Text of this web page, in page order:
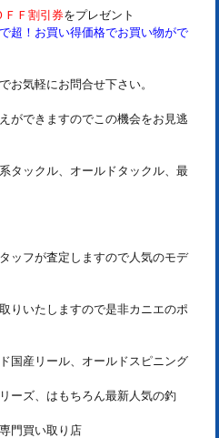
ＦＦ割引券をプレゼント
超！お買い得価格でお買い物がで
お気軽にお問合せ下さい。
ができますのでこの機会をお見逃
タックル、オールドタックル、最
ッフが査定しますので人気のモデ
りいたしますので是非カニエのポ
国産リール、オールドスピニング
ーズ、はもちろん最新人気の釣
門買い取り店